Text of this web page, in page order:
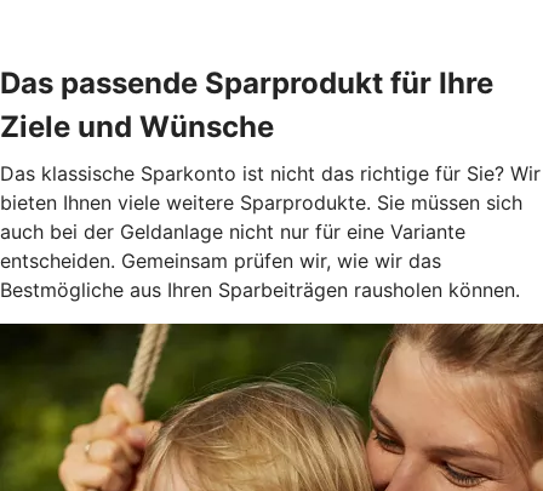
Das passende Sparprodukt für Ihre
Ziele und Wünsche
Das klassische Sparkonto ist nicht das richtige für Sie? Wir
bieten Ihnen viele weitere Sparprodukte. Sie müssen sich
auch bei der Geldanlage nicht nur für eine Variante
entscheiden. Gemeinsam prüfen wir, wie wir das
Bestmögliche aus Ihren Sparbeiträgen rausholen können.